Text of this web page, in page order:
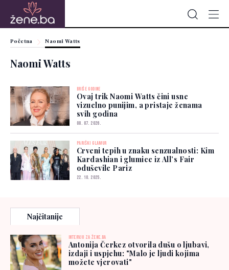
Početna Naomi Watts
Naomi Watts
BRIŠE GODINE
Ovaj trik Naomi Watts čini usne
vizuelno punijim, a pristaje ženama
svih godina
08. 07. 2026.
PARIŠKI GLAMUR
Crveni tepih u znaku senzualnosti: Kim
Kardashian i glumice iz All’s Fair
oduševile Pariz
22. 10. 2025.
Najčitanije
INTERVJU ZA ŽENE.BA
Antonija Čerkez otvorila dušu o ljubavi,
izdaji i uspjehu: "Malo je ljudi kojima
možete vjerovati"